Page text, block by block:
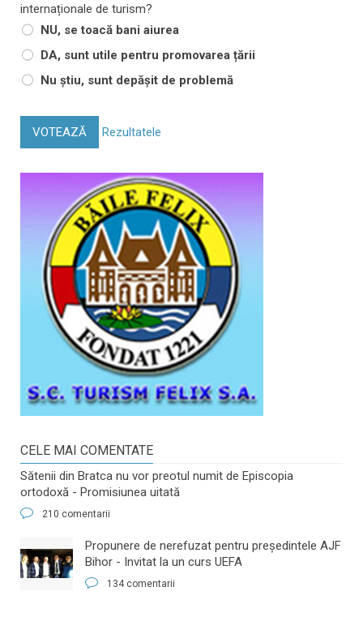
internaționale de turism?
NU, se toacă bani aiurea
DA, sunt utile pentru promovarea țării
Nu știu, sunt depășit de problemă
VOTEAZĂ Rezultatele
CELE MAI COMENTATE
Sătenii din Bratca nu vor preotul numit de Episcopia
ortodoxă - Promisiunea uitată
210 comentarii
​Propunere de nerefuzat pentru preşedintele AJF
Bihor - Invitat la un curs UEFA
134 comentarii